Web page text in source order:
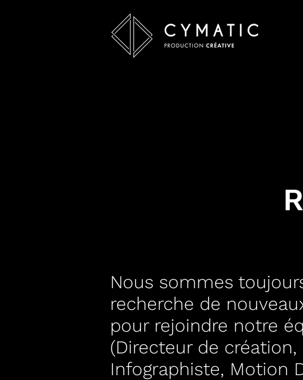
Nous sommes
recherche de
pour rejoindre notre
(Directeur de création,
Infographiste, Motion